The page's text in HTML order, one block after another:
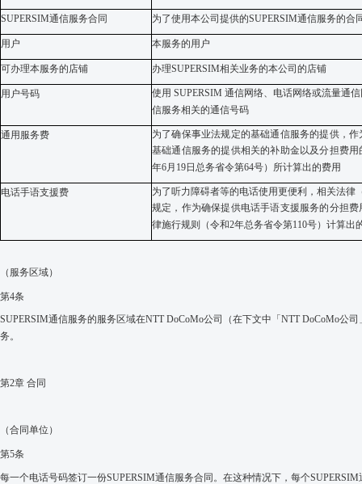
SUPERSIM通信服务合同 为了使用本公司提供的SUPERSIM通信服务的合
用户 本服务的用户
可办理本服务的店铺 办理SUPERSIM相关业务的本公司的店铺
用户号码 使用 SUPERSIM 通信网络 电话网络或流量通
信服务相关的通信号码
通用服务费
为了确保事业法规定的基础通信服务的提供，
基础通信服务的提供相关的补助金以及分担费
年6月 19日总务省令第64号）所计算出的费用
电话手语支援费 为了听力障碍者等的电话使用更便利，相关法律
规定，作为确保提供电话手语支援服务的分担
律施行规则（令和2年总务省令第110号）计算出
（服务 区域）
第4条
SUPERSIM通信服务的服务区域在NTT DoCoMo公司（在下文中「 NTT DoCoMo公司
务。
第2章 合同
（合同单位）
第5条
每一个电话号码签订一份SUPERSIM通信服务合同。在这种情况下，每个SUPERSIM